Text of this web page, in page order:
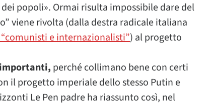
popoli». Ormai risulta impossibile dare del
viene rivolta (dalla destra radicale italiana
e internazionalisti”) al progetto
perché collimano bene con certi
il progetto imperiale dello stesso Putin e
Le Pen padre ha riassunto così, nel